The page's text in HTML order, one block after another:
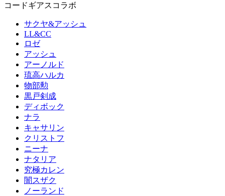
コードギアスコラボ
サクヤ&アッシュ
LL&CC
ロゼ
アッシュ
アーノルド
琉高ハルカ
物部勲
黒戸剣成
ディボック
ナラ
キャサリン
クリストフ
ニーナ
ナタリア
究極カレン
闇スザク
ノーランド